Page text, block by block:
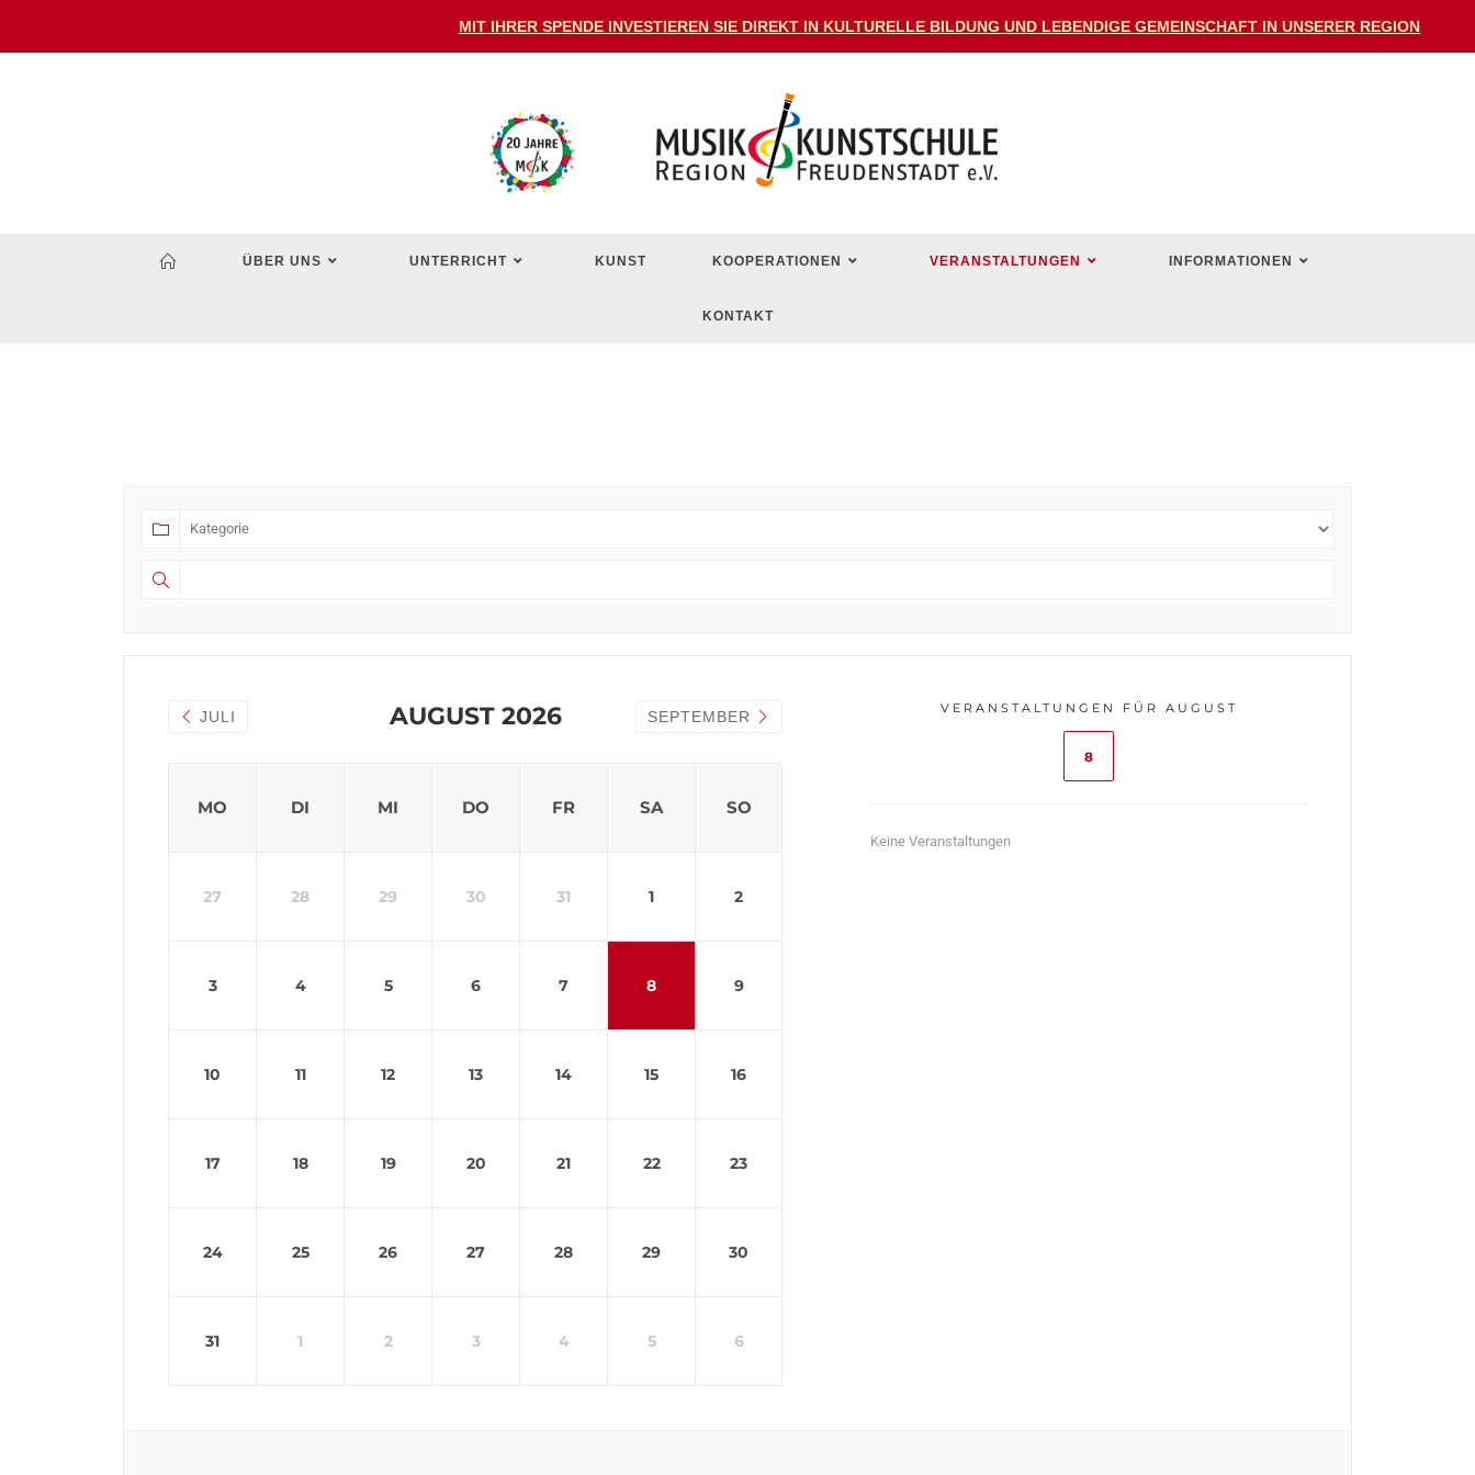
MIT IHRER SPENDE INVESTIEREN SIE DIREKT IN KULTURELLE BILDUNG UND LEBENDIGE GEMEINSCHAFT IN UNSERER REGION
ÜBER UNS UNTERRICHT KUNST KOOPERATIONEN VERANSTALTUNGEN INFORMATIONEN
KONTAKT
JULI AUGUST 2026 SEPTEMBER
MO DI MI DO FR SA SO
27 28 29 30 31 1 2
3 4 5 6 7 8 9
10 11 12 13 14 15 16
17 18 19 20 21 22 23
24 25 26 27 28 29 30
31 1 2 3 4 5 6
VERANSTALTUNGEN FÜR AUGUST
8
Keine Veranstaltungen